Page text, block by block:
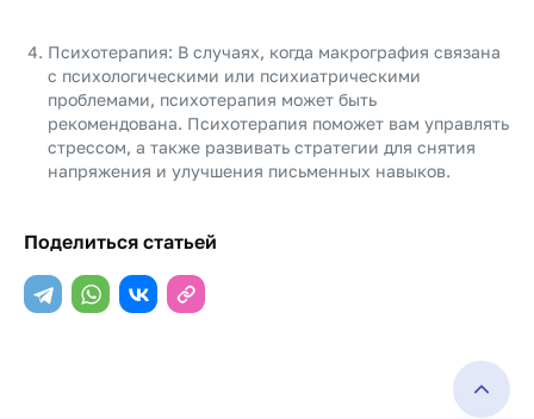
Психотерапия: В случаях, когда макрография связана
с психологическими или психиатрическими
проблемами, психотерапия может быть
рекомендована. Психотерапия поможет вам управлять
стрессом, а также развивать стратегии для снятия
напряжения и улучшения письменных навыков.
Поделиться статьей